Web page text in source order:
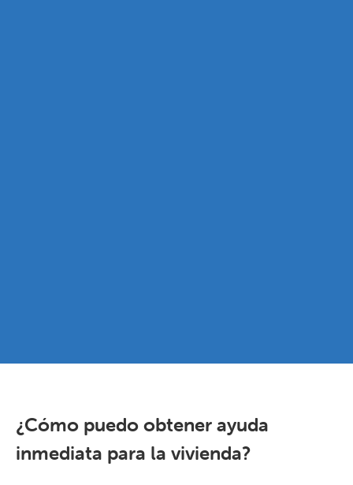
¿Cómo puedo obtener ayuda
inmediata para la vivienda?